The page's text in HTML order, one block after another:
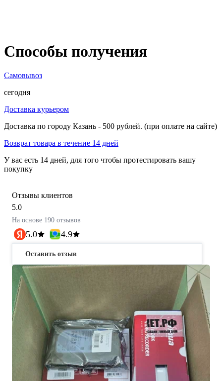
Способы получения
Самовывоз
сегодня
Доставка курьером
Доставка по городу Казань - 500 рублей. (при оплате на сайте)
Возврат товара в течение 14 дней
У вас есть 14 дней, для того чтобы протестировать вашу
покупку